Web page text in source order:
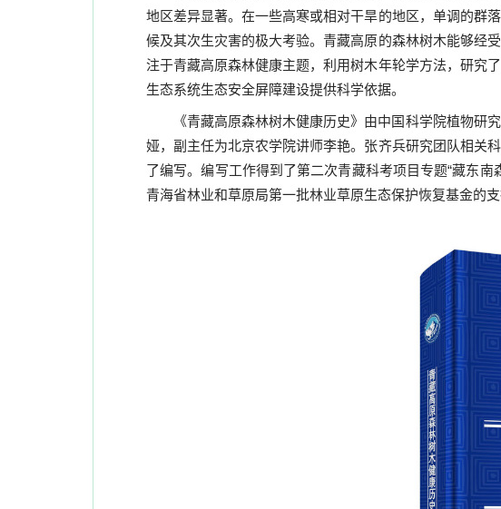
地区差异显著。在一些高寒或相对干旱的地区，单调的群
候及其次生灾害的极大考验。青藏高原的森林树木能够经
注于青藏高原森林健康主题，利用树木年轮学方法，研究
生态系统生态安全屏障建设提供科学依据。
《青藏高原森林树木健康历史》由中国科学院植物
娅，副主任为北京农学院讲师李艳。张齐兵研究团队相关
了编写。编写工作得到了第二次青藏科考项目专题“藏东
青海省林业和草原局第一批林业草原生态保护恢复基金的支